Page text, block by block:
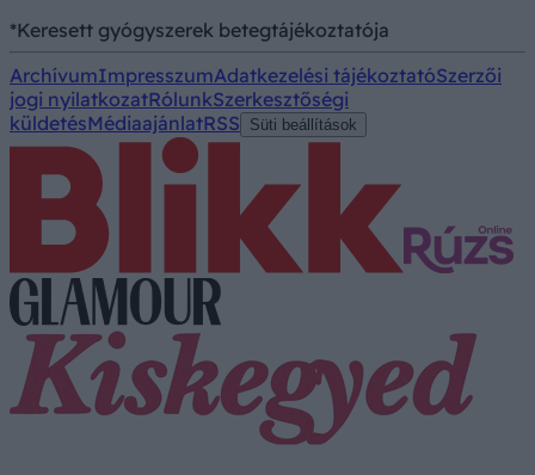
*Keresett gyógyszerek betegtájékoztatója
ArchívumImpresszumAdatkezelési tájékoztatóSzerzői
jogi nyilatkozatRólunkSzerkesztőségi
küldetésMédiaajánlatRSS Süti beállítások